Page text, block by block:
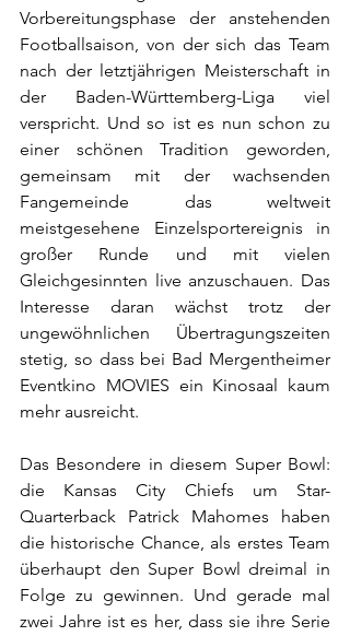
Vorbereitungsphase der anstehenden
Footballsaison, von der sich das Team
nach der letztjährigen Meisterschaft in
der Baden-Württemberg-Liga viel
verspricht. Und so ist es nun schon zu
einer schönen Tradition geworden,
gemeinsam mit der wachsenden
Fangemeinde das weltweit
meistgesehene Einzelsportereignis in
großer Runde und mit vielen
Gleichgesinnten live anzuschauen. Das
Interesse daran wächst trotz der
ungewöhnlichen Übertragungszeiten
stetig, so dass bei Bad Mergentheimer
Eventkino MOVIES ein Kinosaal kaum
mehr ausreicht.
Das Besondere in diesem Super Bowl:
die Kansas City Chiefs um Star-
Quarterback Patrick Mahomes haben
die historische Chance, als erstes Team
überhaupt den Super Bowl dreimal in
Folge zu gewinnen. Und gerade mal
zwei Jahre ist es her, dass sie ihre Serie